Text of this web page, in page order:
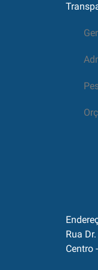
Rua
Centro